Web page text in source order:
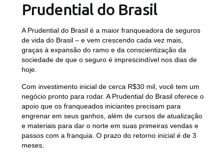
Prudential do Brasil
A Prudential do Brasil é a maior franqueadora de seguros
de vida do Brasil – e vem crescendo cada vez mais,
graças à expansão do ramo e da conscientização da
sociedade de que o seguro é imprescindível nos dias de
hoje.
Com investimento inicial de cerca R$30 mil, você tem um
negócio pronto para rodar. A Prudential do Brasil oferece o
apoio que os franqueados iniciantes precisam para
engrenar em seus ganhos, além de cursos de atualização
e materiais para dar o norte em suas primeiras vendas e
passos com a franquia. O prazo do retorno inicial é de 3
meses.